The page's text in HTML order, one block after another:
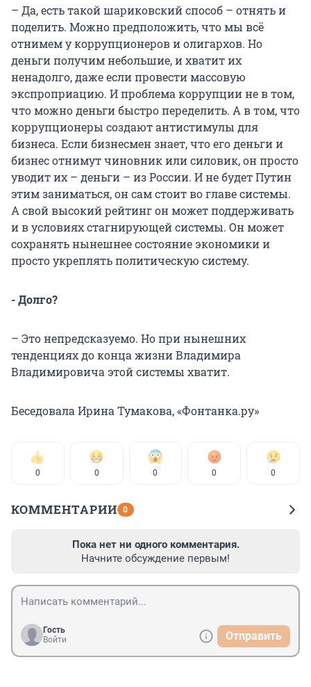
– Да, есть такой шариковский способ – отнять и
поделить. Можно предположить, что мы всё
отнимем у коррупционеров и олигархов. Но
деньги получим небольшие, и хватит их
ненадолго, даже если провести массовую
экспроприацию. И проблема коррупции не в том,
что можно деньги быстро переделить. А в том, что
коррупционеры создают антистимулы для
бизнеса. Если бизнесмен знает, что его деньги и
бизнес отнимут чиновник или силовик, он просто
уводит их – деньги – из России. И не будет Путин
этим заниматься, он сам стоит во главе системы.
А свой высокий рейтинг он может поддерживать
и в условиях стагнирующей системы. Он может
сохранять нынешнее состояние экономики и
просто укреплять политическую систему.
- Долго?
– Это непредсказуемо. Но при нынешних
тенденциях до конца жизни Владимира
Владимировича этой системы хватит.
Беседовала Ирина Тумакова, «Фонтанка.ру»
0 0 0 0 0
КОММЕНТАРИИ 0
Пока нет ни одного комментария.
Начните обсуждение первым!
Гость
Войти
Отправить